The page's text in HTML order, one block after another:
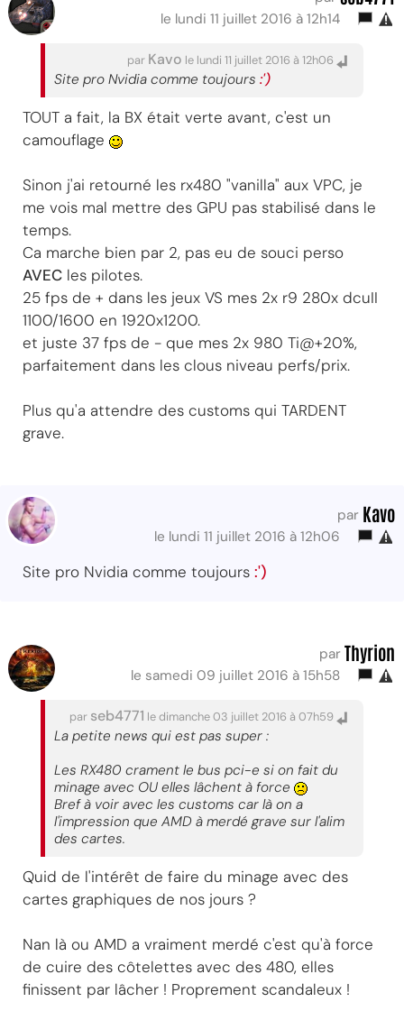
le lundi 11 juillet 2016 à 12h14
par Kavo le lundi 11 juillet 2016 à 12h06
Site pro Nvidia comme toujours :')
TOUT a fait, la BX était verte avant, c'est un
camouflage
Sinon j'ai retourné les rx480 "vanilla" aux VPC, je
me vois mal mettre des GPU pas stabilisé dans le
temps.
Ca marche bien par 2, pas eu de souci perso
AVEC les pilotes.
25 fps de + dans les jeux VS mes 2x r9 280x dcuII
1100/1600 en 1920x1200.
et juste 37 fps de - que mes 2x 980 Ti@+20%,
parfaitement dans les clous niveau perfs/prix.
Plus qu'a attendre des customs qui TARDENT
grave.
par Kavo
le lundi 11 juillet 2016 à 12h06
Site pro Nvidia comme toujours :')
par Thyrion
le samedi 09 juillet 2016 à 15h58
par seb4771 le dimanche 03 juillet 2016 à 07h59
La petite news qui est pas super :
Les RX480 crament le bus pci-e si on fait du
minage avec OU elles lâchent à force
Bref à voir avec les customs car là on a
l'impression que AMD à merdé grave sur l'alim
des cartes.
Quid de l'intérêt de faire du minage avec des
cartes graphiques de nos jours ?
Nan là ou AMD a vraiment merdé c'est qu'à force
de cuire des côtelettes avec des 480, elles
finissent par lâcher ! Proprement scandaleux !